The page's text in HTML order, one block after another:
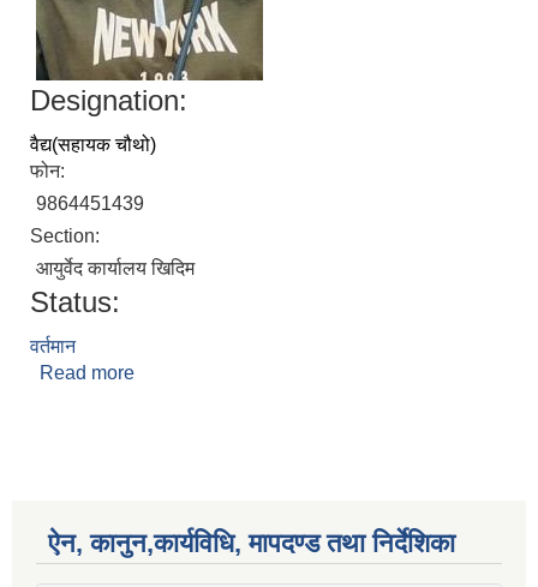
Designation:
वैद्य(सहायक चौथो)
फोन:
9864451439
Section:
आयुर्वेद कार्यालय खिदिम
Status:
वर्तमान
Read more
ऐन, कानुन,कार्यविधि, मापदण्ड तथा निर्देशिका